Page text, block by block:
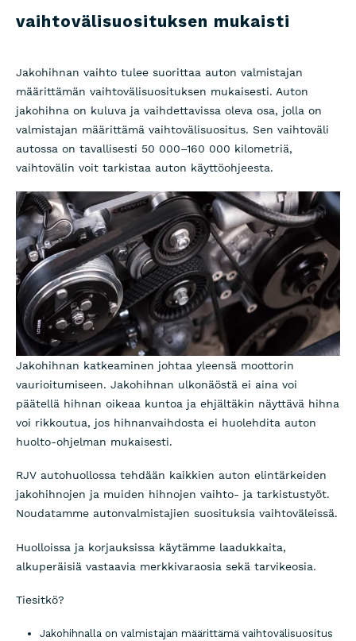
vaihtovälisuosituksen mukaisti
Jakohihnan vaihto tulee suorittaa auton valmistajan
määrittämän vaihtovälisuosituksen mukaisesti. Auton
jakohihna on kuluva ja vaihdettavissa oleva osa, jolla on
valmistajan määrittämä vaihtovälisuositus. Sen vaihtoväli
autossa on tavallisesti 50 000–160 000 kilometriä,
vaihtovälin voit tarkistaa auton käyttöohjeesta.
Jakohihnan katkeaminen johtaa yleensä moottorin
vaurioitumiseen. Jakohihnan ulkonäöstä ei aina voi
päätellä hihnan oikeaa kuntoa ja ehjältäkin näyttävä hihna
voi rikkoutua, jos hihnanvaihdosta ei huolehdita auton
huolto-ohjelman mukaisesti.
RJV autohuollossa tehdään kaikkien auton elintärkeiden
jakohihnojen ja muiden hihnojen vaihto- ja tarkistustyöt.
Noudatamme autonvalmistajien suosituksia vaihtoväleissä.
Huolloissa ja korjauksissa käytämme laadukkaita,
alkuperäisiä vastaavia merkkivaraosia sekä tarvikeosia.
Tiesitkö?
Jakohihnalla on valmistajan määrittämä vaihtovälisuositus